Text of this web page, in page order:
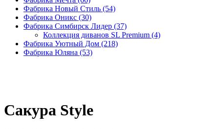
Фабрика Новый Стиль (54)
Фабрика Оникс (30)
Фабрика Симбирск Лидер (37)
Коллекция диванов SL Premium (4)
Фабрика Уютный Дом (218)
Фабрика Юляна (53)
Сакура Style